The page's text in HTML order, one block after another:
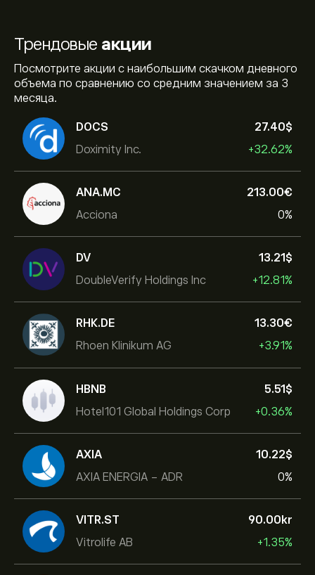
Трендовые акции
Посмотрите акции с наибольшим скачком дневного
объема по сравнению со средним значением за 3
месяца.
DOCS
Doximity Inc.
27.40‎$‎
+32.62%
ANA.MC
Acciona
213.00‎€‎
0%
DV
DoubleVerify Holdings Inc
13.21‎$‎
+12.81%
RHK.DE
Rhoen Klinikum AG
13.30‎€‎
+3.91%
HBNB
Hotel101 Global Holdings Corp
5.51‎$‎
+0.36%
AXIA
AXIA ENERGIA - ADR
10.22‎$‎
0%
VITR.ST
Vitrolife AB
90.00‎kr‎
+1.35%